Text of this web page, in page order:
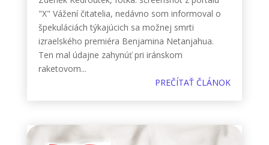
"X" Vážení čitatelia, nedávno som informoval o
špekuláciách týkajúcich sa možnej smrti
izraelského premiéra Benjamina Netanjahua.
Ten mal údajne zahynúť pri iránskom
raketovom...
PREČÍTAŤ ČLÁNOK